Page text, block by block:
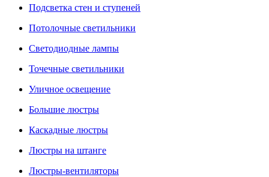
Подсветка стен и ступеней
Потолочные светильники
Светодиодные лампы
Точечные светильники
Уличное освещение
Большие люстры
Каскадные люстры
Люстры на штанге
Люстры-вентиляторы